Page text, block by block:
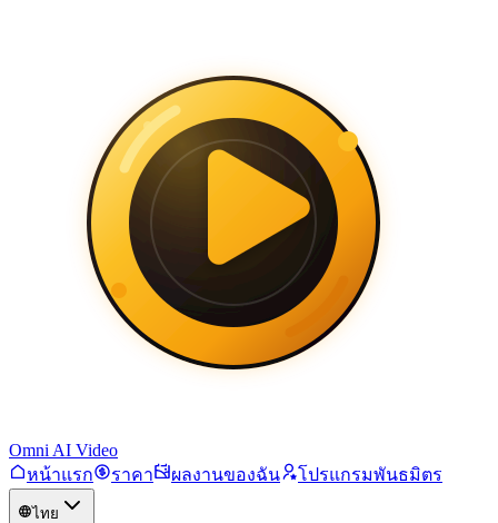
Omni AI Video
หน้าแรก
ราคา ผลงานของฉัน โปรแกรมพันธมิตร
ไทย